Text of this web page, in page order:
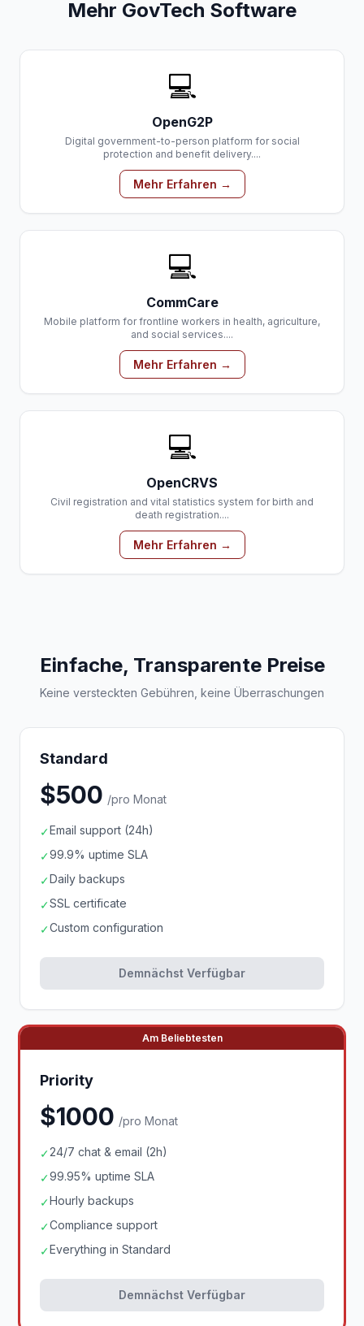
Mehr GovTech Software
💻
OpenG2P
Digital government-to-person platform for social
protection and benefit delivery....
Mehr Erfahren →
💻
CommCare
Mobile platform for frontline workers in health, agriculture,
and social services....
Mehr Erfahren →
💻
OpenCRVS
Civil registration and vital statistics system for birth and
death registration....
Mehr Erfahren →
Einfache, Transparente Preise
Keine versteckten Gebühren, keine Überraschungen
Standard
$500 /pro Monat
✓Email support (24h)
✓99.9% uptime SLA
✓Daily backups
✓SSL certificate
✓Custom configuration
Demnächst Verfügbar
Am Beliebtesten
Priority
$1000 /pro Monat
✓24/7 chat & email (2h)
✓99.95% uptime SLA
✓Hourly backups
✓Compliance support
✓Everything in Standard
Demnächst Verfügbar